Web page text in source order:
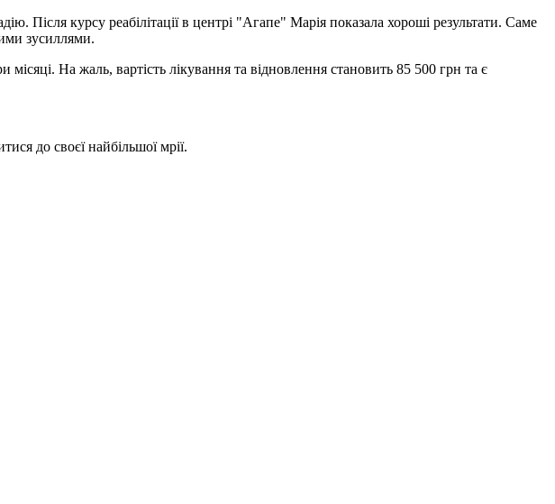
Після курсу реабілітації в центрі "Агапе" Марія показала хороші результати. Саме
зусиллями.
На жаль, вартість лікування та відновлення становить 85 500 грн та є
до своєї найбільшої мрії.